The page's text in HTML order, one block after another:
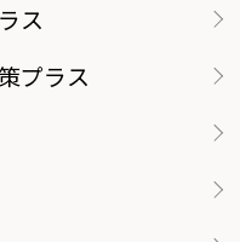
ス
プラス